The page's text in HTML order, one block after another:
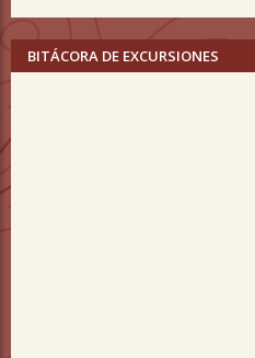
BITÁCORA DE EXCURSIONES